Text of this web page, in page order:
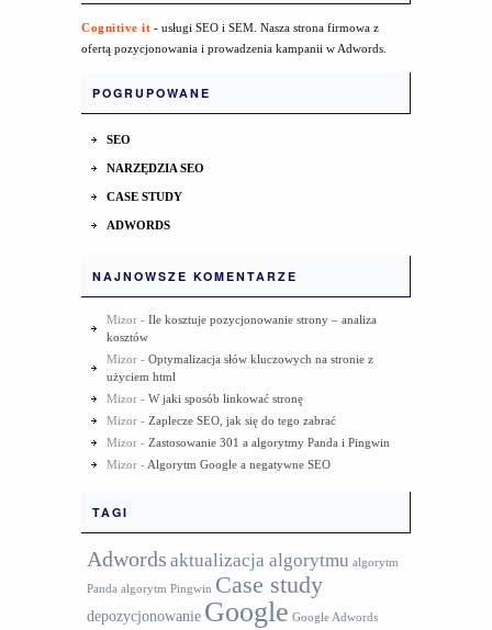
Cognitive it - usługi SEO i SEM. Nasza strona firmowa z
ofertą pozycjonowania i prowadzenia kampanii w Adwords.
POGRUPOWANE
SEO
NARZĘDZIA SEO
CASE STUDY
ADWORDS
NAJNOWSZE KOMENTARZE
Mizor - Ile kosztuje pozycjonowanie strony – analiza
kosztów
Mizor - Optymalizacja słów kluczowych na stronie z
użyciem html
Mizor - W jaki sposób linkować stronę
Mizor - Zaplecze SEO, jak się do tego zabrać
Mizor - Zastosowanie 301 a algorytmy Panda i Pingwin
Mizor - Algorytm Google a negatywne SEO
TAGI
Adwords aktualizacja algorytmu algorytm
Panda algorytm Pingwin Case study
depozycjonowanie Google Google Adwords